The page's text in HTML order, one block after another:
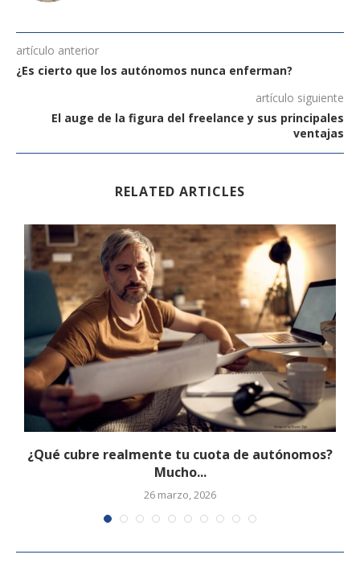
artículo anterior
¿Es cierto que los autónomos nunca enferman?
artículo siguiente
El auge de la figura del freelance y sus principales
ventajas
RELATED ARTICLES
¿Qué cubre realmente tu cuota de autónomos?
Mucho...
26 marzo, 2026